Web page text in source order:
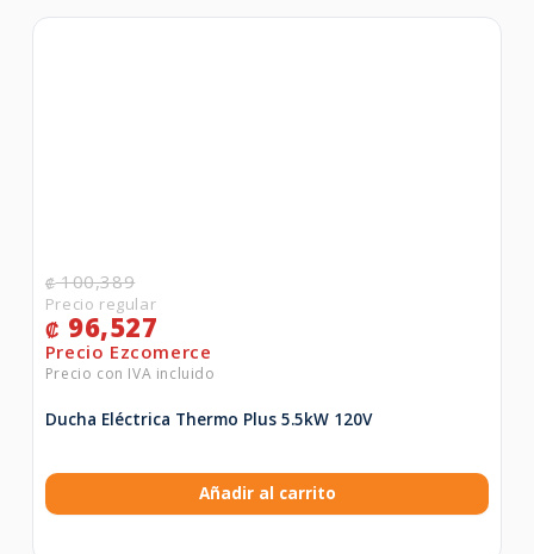
₡100,389
₡ 96,527
Ducha Eléctrica Thermo Plus 5.5kW 120V
Añadir al carrito